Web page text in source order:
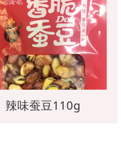
辣味蚕豆110g